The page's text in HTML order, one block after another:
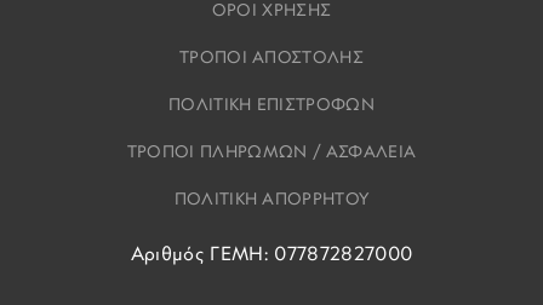
ΟΡΟΙ ΧΡΗΣΗΣ
ΤΡΟΠΟΙ ΑΠΟΣΤΟΛΗΣ
ΠΟΛΙΤΙΚΗ ΕΠΙΣΤΡΟΦΩΝ
ΤΡΟΠΟΙ ΠΛΗΡΩΜΩΝ / ΑΣΦΑΛΕΙΑ
ΠΟΛΙΤΙΚΗ ΑΠΟΡΡΗΤΟΥ
Αριθμός ΓΕΜΗ: 077872827000